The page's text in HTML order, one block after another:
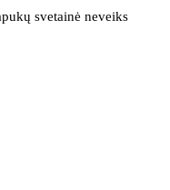
svetainė neveiks